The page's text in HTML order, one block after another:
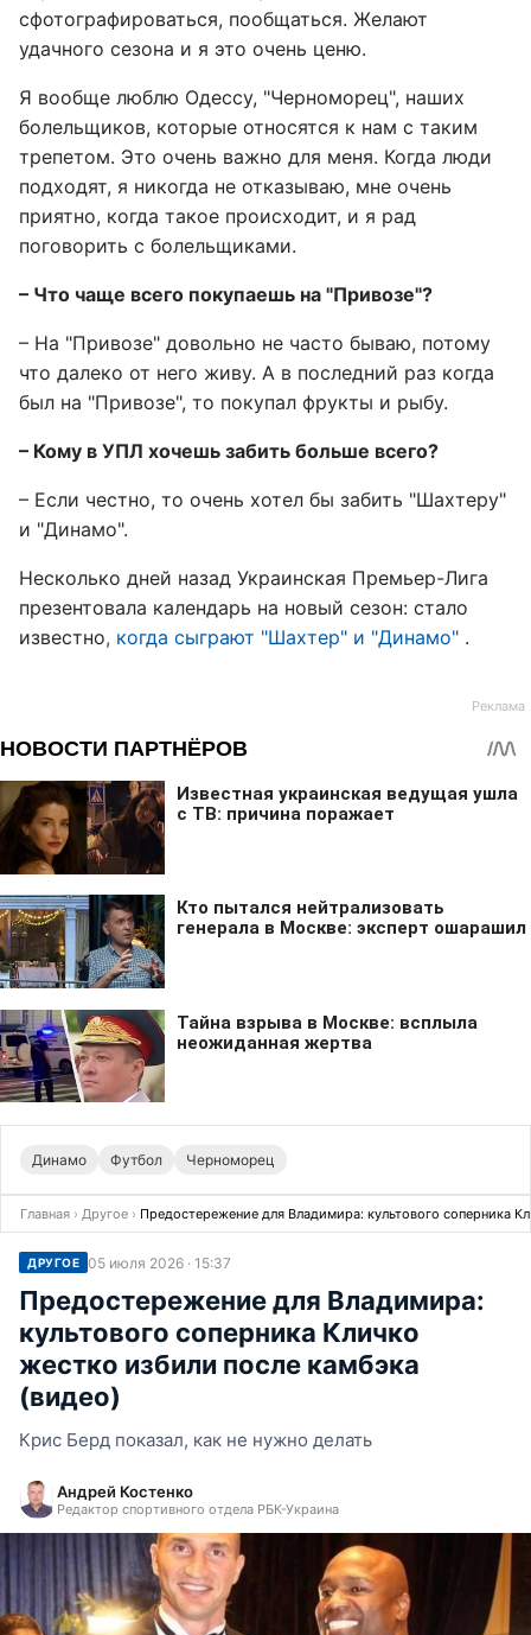
сфотографироваться, пообщаться. Желают
удачного сезона и я это очень ценю.
Я вообще люблю Одессу, "Черноморец", наших
болельщиков, которые относятся к нам с таким
трепетом. Это очень важно для меня. Когда люди
подходят, я никогда не отказываю, мне очень
приятно, когда такое происходит, и я рад
поговорить с болельщиками.
– Что чаще всего покупаешь на "Привозе"?
– На "Привозе" довольно не часто бываю, потому
что далеко от него живу. А в последний раз когда
был на "Привозе", то покупал фрукты и рыбу.
– Кому в УПЛ хочешь забить больше всего?
– Если честно, то очень хотел бы забить "Шахтеру"
и "Динамо".
Несколько дней назад Украинская Премьер-Лига
презентовала календарь на новый сезон: стало
известно, когда сыграют "Шахтер" и "Динамо" .
Динамо Футбол Черноморец
Главная › Другое › Предостережение для Владимира: культового соперника
ДРУГОЕ 05 июля 2026 · 15:37
Предостережение для Владимира:
культового соперника Кличко
жестко избили после камбэка
(видео)
Крис Берд показал, как не нужно делать
Андрей Костенко
Редактор спортивного отдела РБК-Украина